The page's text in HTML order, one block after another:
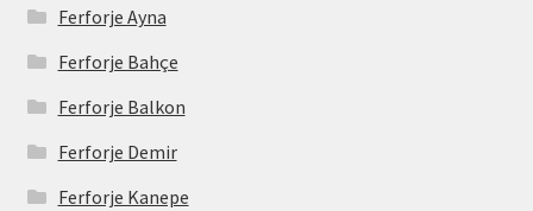
Ferforje Ayna
Ferforje Bahçe
Ferforje Balkon
Ferforje Demir
Ferforje Kanepe